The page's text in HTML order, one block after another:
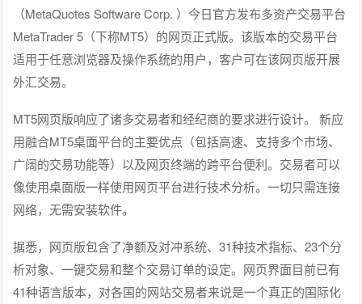
（MetaQuotes Software Corp. ）今日官方发布多资产交易平台
MetaTrader 5（下称MT5）的网页正式版。该版本的交易平台
适用于任意浏览器及操作系统的用户，客户可在该网页版开展
外汇交易。
MT5网页版响应了诸多交易者和经纪商的要求进行设计。 新应
用融合MT5桌面平台的主要优点（包括高速、支持多个市场、
广阔的交易功能等）以及网页终端的跨平台便利。交易者可以
像使用桌面版一样使用网页平台进行技术分析。一切只需连接
网络，无需安装软件。
据悉，网页版包含了净额及对冲系统、31种技术指标、23个分
析对象、一键交易和整个交易订单的设定。网页界面目前已有
41种语言版本，对各国的网站交易者来说是一个真正的国际化